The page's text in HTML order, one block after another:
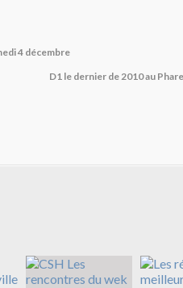
4 décembre
D1 le dernier de 2010 au